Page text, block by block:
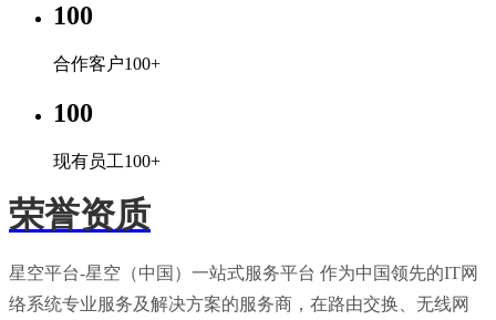
100
合作客户100+
100
现有员工100+
荣誉资质
星空平台-星空（中国）一站式服务平台 作为中国领先的IT网
络系统专业服务及解决方案的服务商，在路由交换、无线网